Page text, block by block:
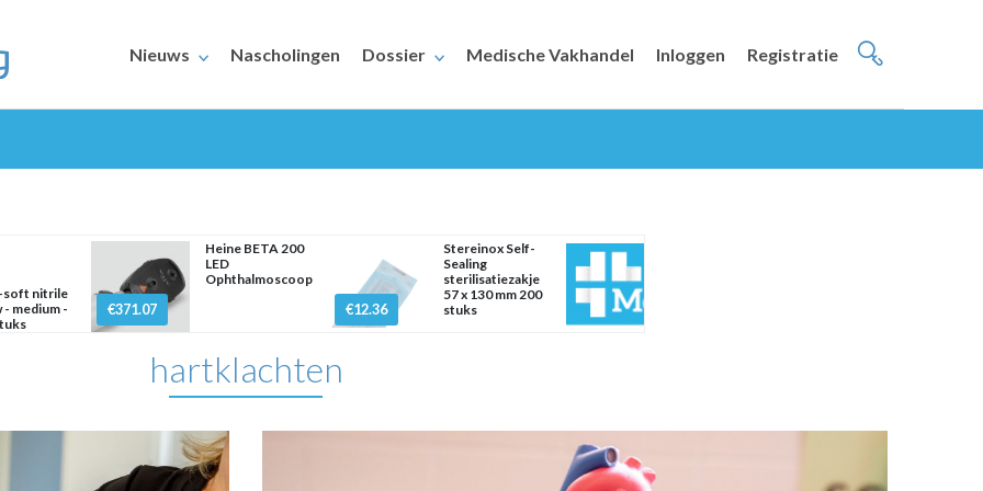
Nieuws Nascholingen Dossier Medische Vakhandel Inloggen Registratie
soft nitrile
- medium -
€371.07
Heine BETA 200
LED
Ophthalmoscoop
€12.36
Stereinox Self-
Sealing
sterilisatiezakje
57 x 130 mm 200
stuks
hartklachten